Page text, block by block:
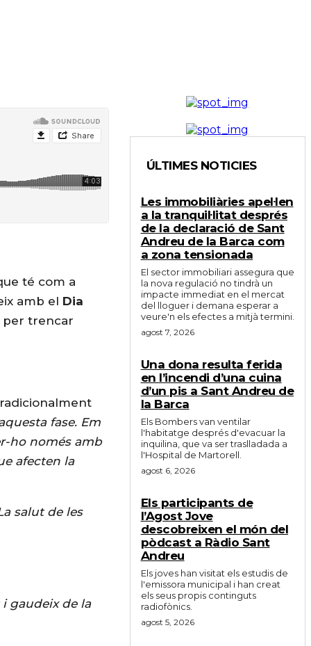
té com a
amb el Dia
per trencar
fase. Em
ho només amb
afecten la
salut de les
i gaudeix de la
ÚLTIMES NOTICIES
Les immobiliàries apel·len
a la tranquil·litat després
de la declaració de Sant
Andreu de la Barca com
a zona tensionada
El sector immobiliari assegura que
la nova regulació no tindrà un
impacte immediat en el mercat
del lloguer i demana esperar a
veure'n els efectes a mitjà termini.
agost 7, 2026
Una dona resulta ferida
en l’incendi d’una cuina
d’un pis a Sant Andreu de
la Barca
Els Bombers van ventilar
l'habitatge després d'evacuar la
inquilina, que va ser traslladada a
l'Hospital de Martorell.
agost 6, 2026
Els participants de
l’Agost Jove
descobreixen el món del
pòdcast a Ràdio Sant
Andreu
Els joves han visitat els estudis de
l'emissora municipal i han creat
els seus propis continguts
radiofònics.
agost 5, 2026